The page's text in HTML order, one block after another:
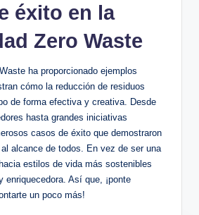
éxito en la
Zero Waste
ha proporcionado ejemplos
cómo la reducción de residuos
de forma efectiva y creativa. Desde
hasta grandes iniciativas
casos de éxito que demostraron
alcance de todos. En vez de ser una
estilos de vida más sostenibles
enriquecedora. Así que, ¡ponte
un poco más!